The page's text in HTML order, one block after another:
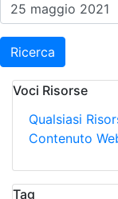
Ricerca
Voci Risorse
Qualsiasi
Contenuto
Tag